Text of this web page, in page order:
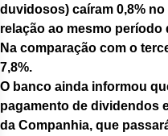
duvidosos) caíram 0,8%
relação ao mesmo período
Na comparação com o
7,8%.
O banco ainda informou
pagamento de dividendos
da Companhia, que